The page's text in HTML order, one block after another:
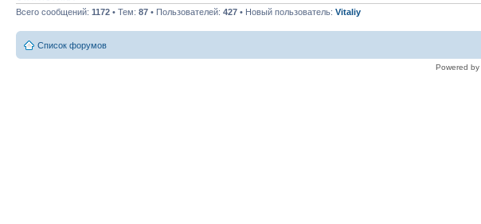
Всего сообщений: 1172 • Тем: 87 • Пользователей: 427 • Новый пользователь: Vitaliy
Список форумов
Powered by